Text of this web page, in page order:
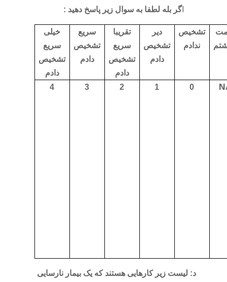
اگر بله لطفا به سوال زیر پاسخ دهید :
خیلی
سریع
تشخیص
دادم
سریع
تشخیص
دادم
تقریبا
سریع
تشخیص
دادم
دیر
تشخیص
دادم
تشخیص
ندادم
4 3 2 1 0
د: لیست زیر کارهایی هستند که یک بیمار نارسایی